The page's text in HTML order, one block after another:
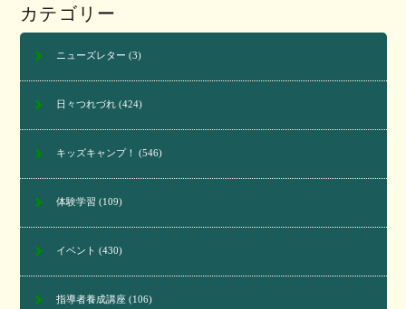
カテゴリー
ニューズレター (3)
日々つれづれ(424)
キッズキャンプ！ (546)
体験学習 (109)
イベント (430)
指導者養成講座(106)